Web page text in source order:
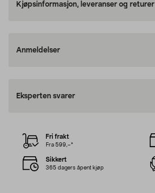
Kjøpsinformasjon, leveranser og returer
Anmeldelser
Eksperten svarer
Fri frakt
Fra 599,–*
Sikkert
365 dagers åpent kjøp